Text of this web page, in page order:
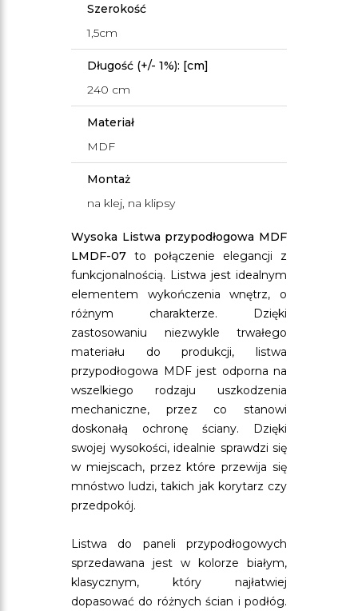
Szerokość
1,5cm
Długość (+/- 1%): [cm]
240 cm
Materiał
MDF
Montaż
na klej, na klipsy
Wysoka Listwa przypodłogowa MDF
LMDF-07 to połączenie elegancji z
funkcjonalnością. Listwa jest idealnym
elementem wykończenia wnętrz, o
różnym charakterze. Dzięki
zastosowaniu niezwykle trwałego
materiału do produkcji, listwa
przypodłogowa MDF jest odporna na
wszelkiego rodzaju uszkodzenia
mechaniczne, przez co stanowi
doskonałą ochronę ściany. Dzięki
swojej wysokości, idealnie sprawdzi się
w miejscach, przez które przewija się
mnóstwo ludzi, takich jak korytarz czy
przedpokój.
Listwa do paneli przypodłogowych
sprzedawana jest w kolorze białym,
klasycznym, który najłatwiej
dopasować do różnych ścian i podłóg.